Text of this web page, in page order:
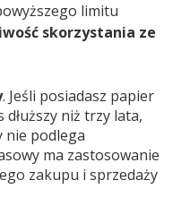
limitu
skorzystania ze
. Jeśli posiadasz papier
niż trzy lata,
nie podlega
ma zastosowanie
zakupu i sprzedaży